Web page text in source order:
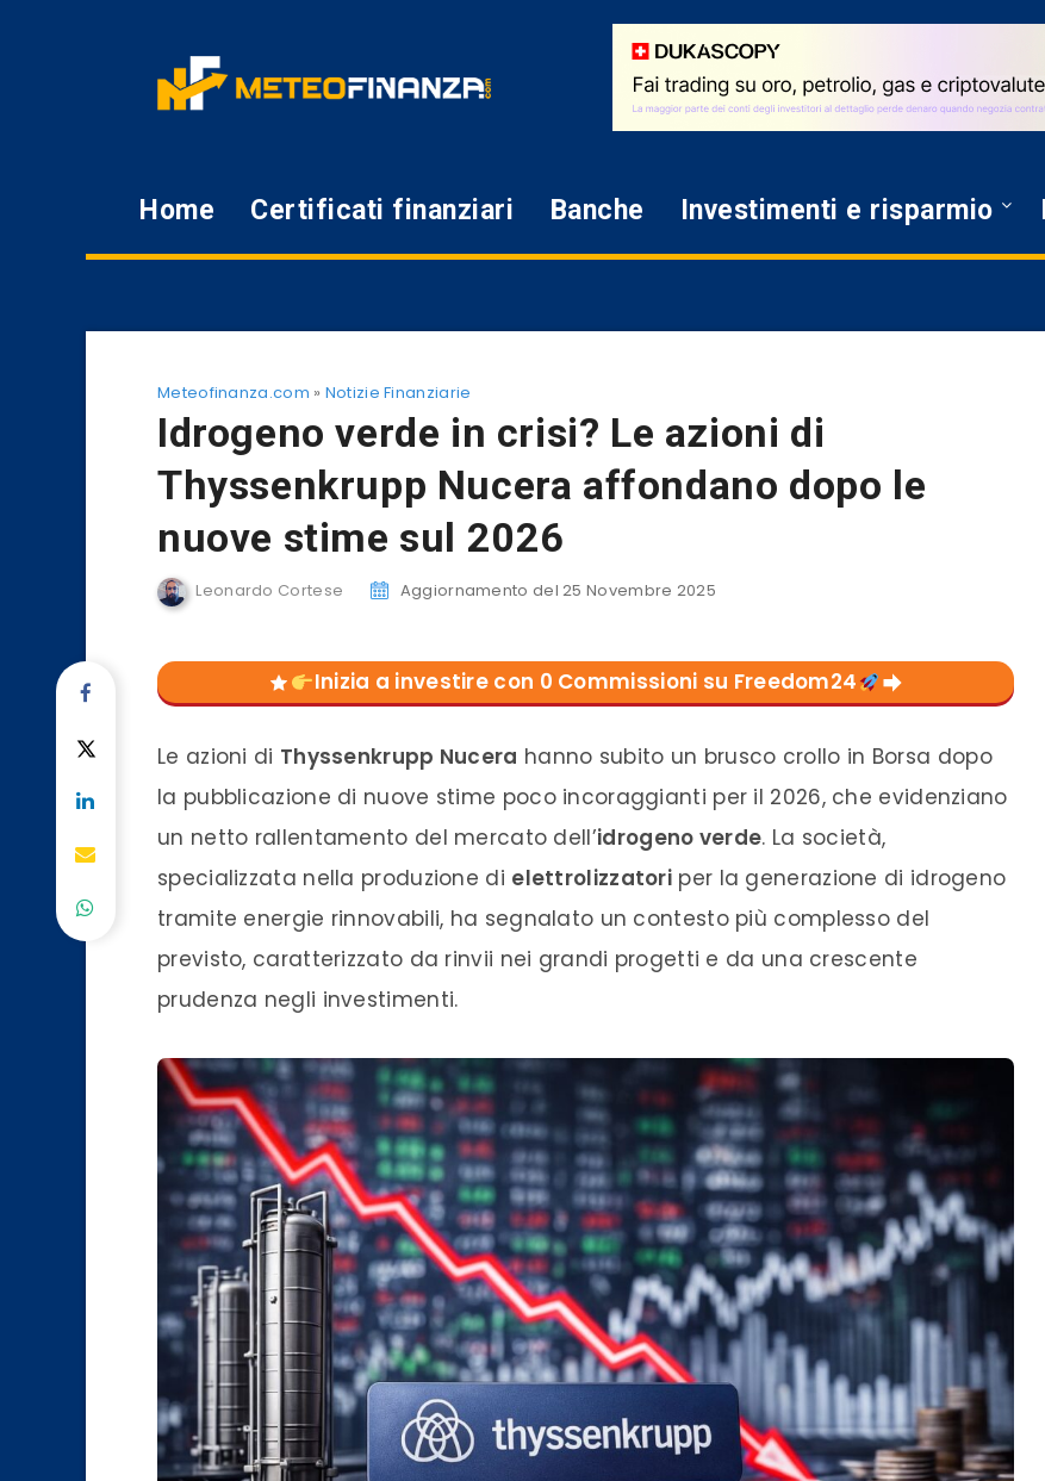
Home Certificati finanziari Banche Investimenti e risparmio
Meteofinanza.com » Notizie Finanziarie
Idrogeno verde in crisi? Le azioni di
Thyssenkrupp Nucera affondano dopo le
nuove stime sul 2026
Leonardo Cortese Aggiornamento del 25 Novembre 2025
Inizia a investire con 0 Commissioni su Freedom24
Le azioni di Thyssenkrupp Nucera hanno subito un brusco crollo in Borsa dopo
la pubblicazione di nuove stime poco incoraggianti per il 2026, che evidenziano
un netto rallentamento del mercato dell’idrogeno verde. La società,
specializzata nella produzione di elettrolizzatori per la generazione di idrogeno
tramite energie rinnovabili, ha segnalato un contesto più complesso del
previsto, caratterizzato da rinvii nei grandi progetti e da una crescente
prudenza negli investimenti.